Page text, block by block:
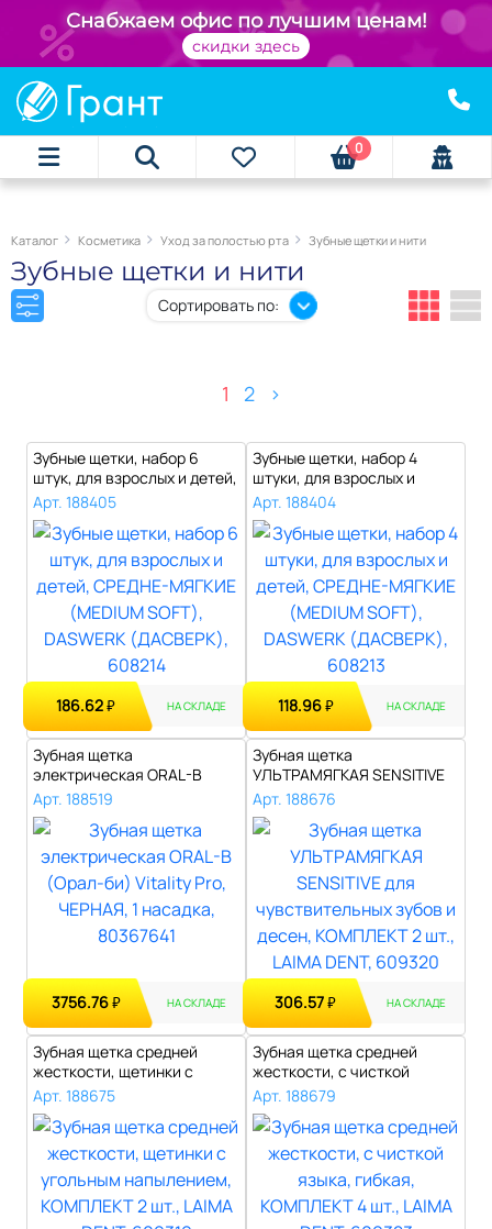
Снабжаем офис по лучшим ценам!
скидки здесь
0
Каталог Косметика Уход за полостью рта Зубные щетки и нити
Зубные щетки и нити
Сортировать по:
1 2 >
Зубные щетки, набор 6
штук, для взрослых и детей,
СРЕДН..
Арт. 188405
186.62₽ НА СКЛАДЕ
Зубные щетки, набор 4
штуки, для взрослых и
детей, СРЕД..
Арт. 188404
118.96₽ НА СКЛАДЕ
Зубная щетка
электрическая ORAL-B
(Орал-би) Vitality Pr..
Арт. 188519
3756.76₽ НА СКЛАДЕ
Зубная щетка
УЛЬТРАМЯГКАЯ SENSITIVE
для чувствительных ..
Арт. 188676
306.57₽ НА СКЛАДЕ
Зубная щетка средней
жесткости, щетинки с
угольным напы..
Арт. 188675
Зубная щетка средней
жесткости, с чисткой
языка, гибкая..
Арт. 188679